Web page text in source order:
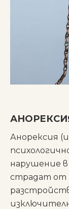
Анорексия
нарушение в
страдат от